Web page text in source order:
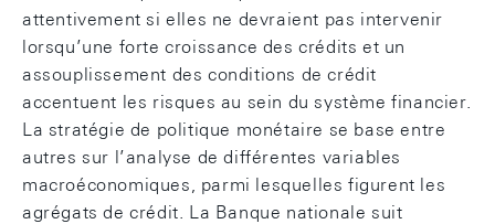
attentivement si elles ne devraient pas intervenir
lorsqu’une forte croissance des crédits et un
assouplissement des conditions de crédit
accentuent les risques au sein du système financier.
La stratégie de politique monétaire se base entre
autres sur l’analyse de différentes variables
macroéconomiques, parmi lesquelles figurent les
agrégats de crédit. La Banque nationale suit